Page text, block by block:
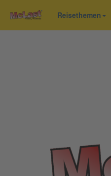
Reisethemen